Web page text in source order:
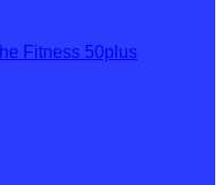
Fitness 50plus